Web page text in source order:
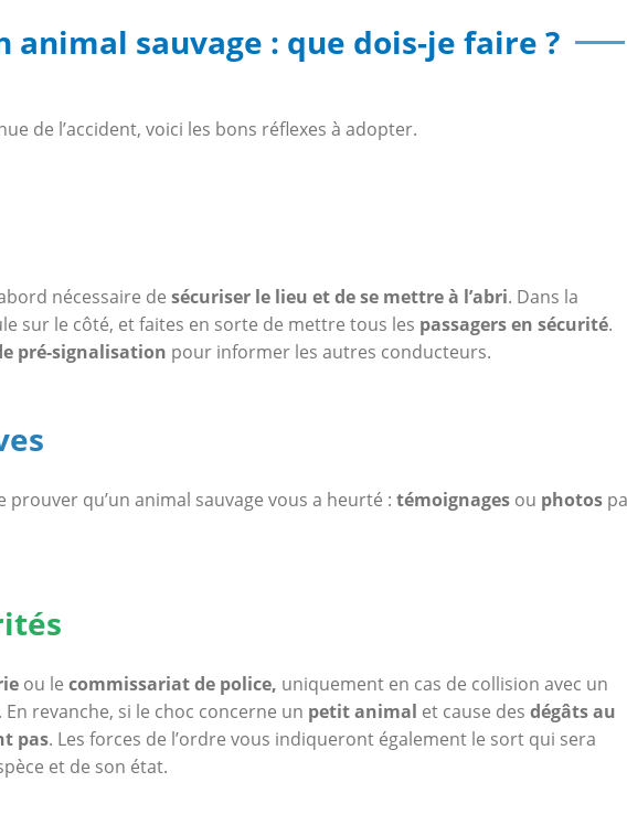
animal sauvage : que dois-je faire ?
de l’accident, voici les bons réflexes à adopter.
nécessaire de sécuriser le lieu et de se mettre à l’abri. Dans la
sur le côté, et faites en sorte de mettre tous les passagers en sécurité.
pré-signalisation pour informer les autres conducteurs.
qu’un animal sauvage vous a heurté : témoignages ou photos
ou le commissariat de police, uniquement en cas de collision avec un
revanche, si le choc concerne un petit animal et cause des dégâts au
pas. Les forces de l’ordre vous indiqueront également le sort qui sera
et de son état.